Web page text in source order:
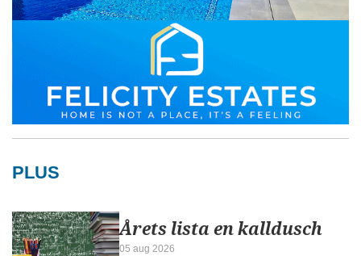
PLUS
Årets lista en kalldusch
05 aug 2026